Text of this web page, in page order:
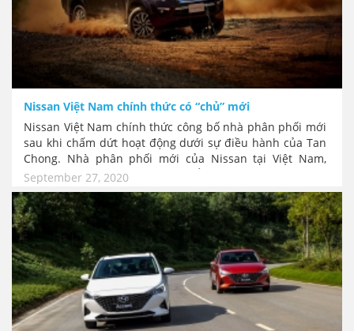
Nissan Việt Nam chính thức có “chủ” mới
Nissan Việt Nam chính thức công bố nhà phân phối mới
sau khi chấm dứt hoạt động dưới sự điều hành của Tan
Chong. Nhà phân phối mới của Nissan tại Việt Nam,
mang tên công ty TNHH Phát triển Công nghiệp ô tô Việt
Nam (VAD) sẽ hoạt động từ ngày 1/10/2020.
September 27, 2020